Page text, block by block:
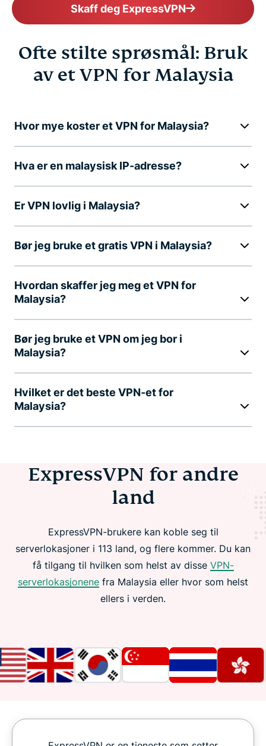
Skaff deg ExpressVPN
Ofte stilte sprøsmål: Bruk
av et VPN for Malaysia
Hvor mye koster et VPN for Malaysia?
Hva er en malaysisk IP-adresse?
Er VPN lovlig i Malaysia?
Bør jeg bruke et gratis VPN i Malaysia?
Hvordan skaffer jeg meg et VPN for
Malaysia?
Bør jeg bruke et VPN om jeg bor i
Malaysia?
Hvilket er det beste VPN-et for
Malaysia?
ExpressVPN for andre
land
ExpressVPN-brukere kan koble seg til
serverlokasjoner i 113 land, og flere kommer. Du kan
få tilgang til hvilken som helst av disse VPN-
serverlokasjonene fra Malaysia eller hvor som helst
ellers i verden.